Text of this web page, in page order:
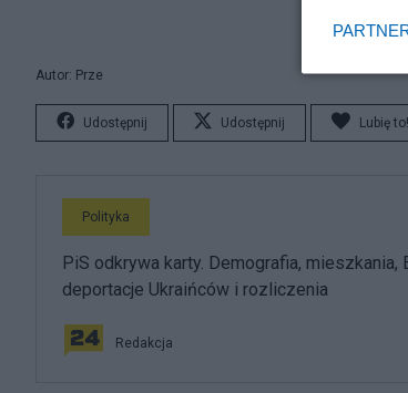
Autor: Prze
Udostępnij Udostępnij Lubię to!
Polityka
PiS odkrywa karty. Demografia, mieszkania,
deportacje Ukraińców i rozliczenia
Redakcja